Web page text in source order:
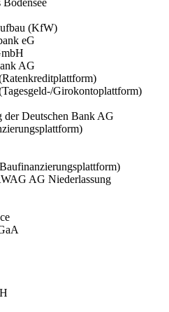
(KfW)
eG
AG
Girokontoplattform)
der Deutschen Bank AG
AG Niederlassung